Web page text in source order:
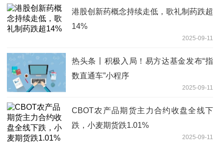
港股创新药概念持续走低，歌礼制药跌超
14%
2025-09-11
热头条丨积极入局！易方达基金发布“指
数直通车”小程序
2025-09-11
CBOT农产品期货主力合约收盘全线下
跌，小麦期货跌1.01%
2025-09-11